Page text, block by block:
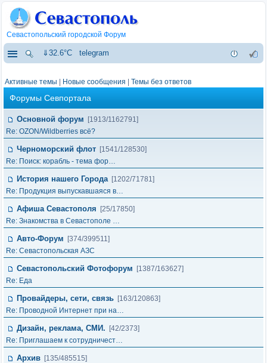
Севастопольский городской Форум
⇓32.6°C telegram
Активные темы Новые сообщения Темы без ответов
Форумы Севпортала
Основной форум
[1913/1162791]
Re: OZON/Wildberries всё?
Черноморский флот [1541/128530]
Re: Поиск: корабль - тема фор…
История нашего Города [1202/71781]
Re: Продукция выпускавшаяся в…
Афиша Севастополя
[25/17850]
Re: Знакомства в Севастополе …
Авто-Форум
[374/399511]
Re: Севастопольская АЗС
Севастопольский Фотофорум
[1387/163627]
Re: Еда
Провайдеры, сети, связь [163/120863]
Re: Проводной Интернет при на…
Дизайн, реклама, СМИ.
[42/2373]
Re: Приглашаем к сотрудничест…
Архив [135/485515]